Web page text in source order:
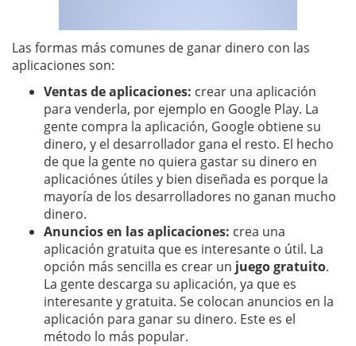
Las formas más comunes de ganar dinero con las
aplicaciones son:
Ventas de aplicaciones: crear una aplicación
para venderla, por ejemplo en Google Play. La
gente compra la aplicación, Google obtiene su
dinero, y el desarrollador gana el resto. El hecho
de que la gente no quiera gastar su dinero en
aplicaciónes útiles y bien diseñada es porque la
mayoría de los desarrolladores no ganan mucho
dinero.
Anuncios en las aplicaciones: crea una
aplicación gratuita que es interesante o útil. La
opción más sencilla es crear un juego gratuito.
La gente descarga su aplicación, ya que es
interesante y gratuita. Se colocan anuncios en la
aplicación para ganar su dinero. Este es el
método lo más popular.